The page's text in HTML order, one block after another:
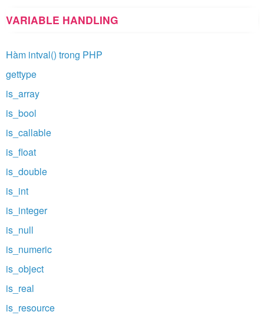
VARIABLE HANDLING
Hàm intval() trong PHP
gettype
is_array
is_bool
is_callable
is_float
is_double
is_int
is_integer
is_null
is_numeric
is_object
is_real
is_resource